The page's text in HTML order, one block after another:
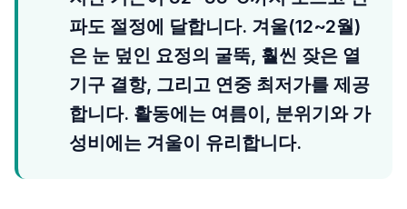
파도 절정에 달합니다. 겨울(12~2월)
은 눈 덮인 요정의 굴뚝, 훨씬 잦은 열
기구 결항, 그리고 연중 최저가를 제공
합니다. 활동에는 여름이, 분위기와 가
성비에는 겨울이 유리합니다.